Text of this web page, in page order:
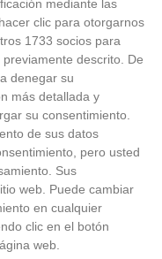
mediante las
clic para otorgarnos
1733 socios para
descrito. De
denegar su
más detallada y
su consentimiento.
de sus datos
pero usted
Sus
web. Puede cambiar
en cualquier
clic en el botón
web.
escuela ¡Cómo los